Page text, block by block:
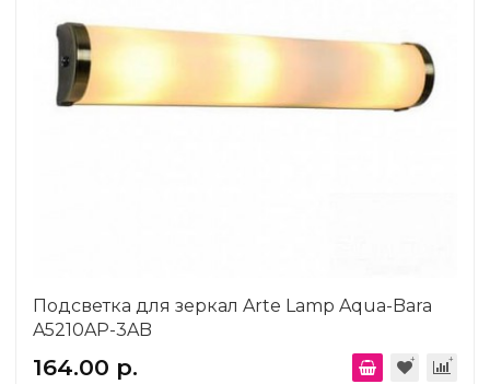
Подсветка для зеркал Arte Lamp Aqua-Bara
A5210AP-3AB
164.00 р.